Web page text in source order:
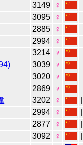
3149
♀
3095
♀
2885
♀
2994
♀
3214
♀
3039
♀
3020
♀
2869
♀
3202 ♀
2994 ♀
2877 ♀
3092 ♀